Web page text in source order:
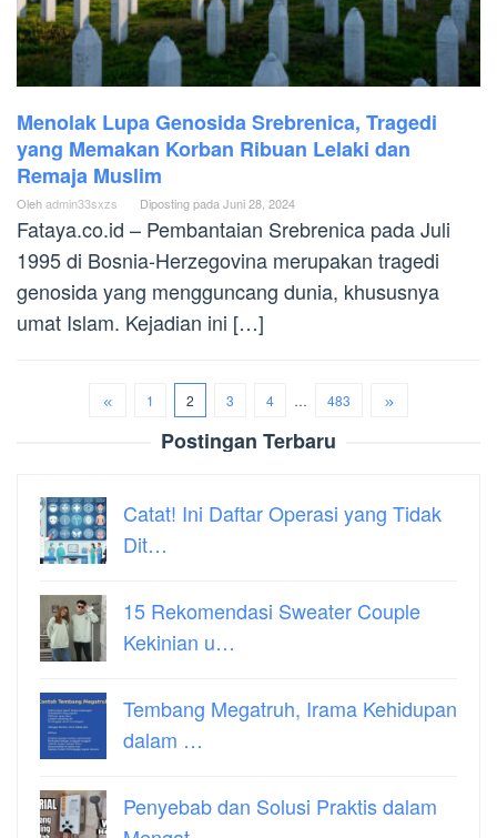
Menolak Lupa Genosida Srebrenica, Tragedi
yang Memakan Korban Ribuan Lelaki dan
Remaja Muslim
Olehadmin33sxzs Diposting padaJuni 28, 2024
Fataya.co.id – Pembantaian Srebrenica pada Juli
1995 di Bosnia-Herzegovina merupakan tragedi
genosida yang mengguncang dunia, khususnya
umat Islam. Kejadian ini […]
1 2 3 4 … 483
Postingan Terbaru
Catat! Ini Daftar Operasi yang Tidak
Dit…
15 Rekomendasi Sweater Couple
Kekinian u…
Tembang Megatruh, Irama Kehidupan
dalam …
Penyebab dan Solusi Praktis dalam